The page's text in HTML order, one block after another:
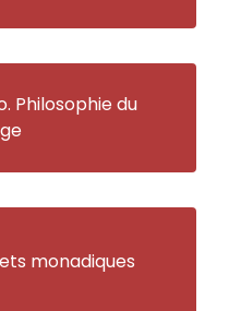
Philosophie du
monadiques